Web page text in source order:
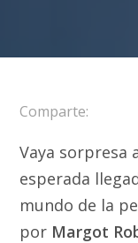
Comparte:
Vaya sorpresa
esperada
mundo de la
por Margot